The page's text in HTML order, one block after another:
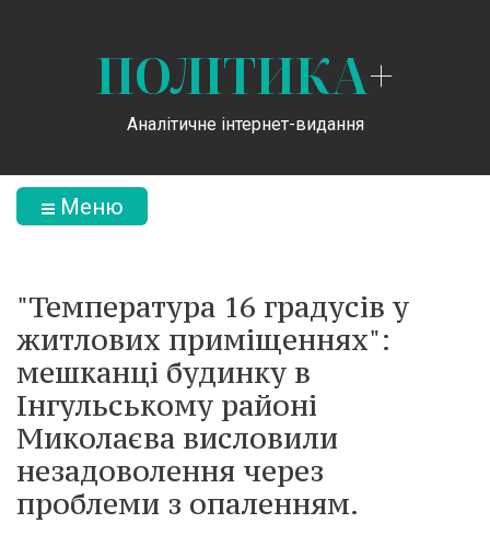
ПОЛІТИКА+
Аналітичне інтернет-видання
Меню
"Температура 16 градусів у
житлових приміщеннях":
мешканці будинку в
Інгульському районі
Миколаєва висловили
незадоволення через
проблеми з опаленням.